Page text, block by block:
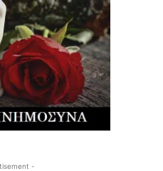
-